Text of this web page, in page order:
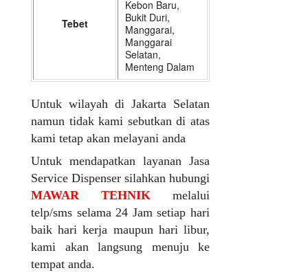
Tebet
Kebon Baru,
Bukit Duri,
Manggarai,
Manggarai
Selatan,
Menteng Dalam
Untuk wilayah di Jakarta Selatan
namun tidak kami sebutkan di atas
kami tetap akan melayani anda
Untuk mendapatkan layanan Jasa
Service Dispenser silahkan hubungi
MAWAR TEHNIK melalui
telp/sms selama 24 Jam setiap hari
baik hari kerja maupun hari libur,
kami akan langsung menuju ke
tempat anda.